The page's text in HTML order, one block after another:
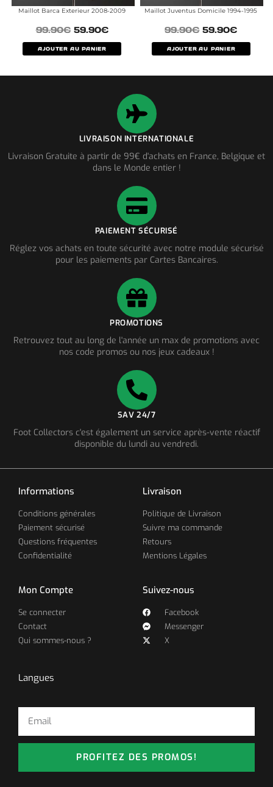
Maillot Barca Exterieur 2008-2009
99.90€ 59.90€
AJOUTER AU PANIER
Maillot Juventus Domicile 1994-1995
99.90€ 59.90€
AJOUTER AU PANIER
LIVRAISON INTERNATIONALE
Livraison Gratuite à partir de 99€ d'achats en France, Belgique et
dans le Monde entier !
PAIEMENT SÉCURISÉ
Réglez vos achats en toute sécurité avec notre module sécurisé
pour les paiements par Cartes Bancaires.
PROMOTIONS
Retrouvez tout au long de l'année un max de promotions avec
nos code promos ou nos jeux cadeaux !
SAV 24/7
Foot Collectors c'est également un service après-vente réactif
disponible du lundi au vendredi.
Informations
Conditions générales
Paiement sécurisé
Questions fréquentes
Confidentialité
Livraison
Politique de Livraison
Suivre ma commande
Retours
Mentions Légales
Mon Compte
Se connecter
Contact
Qui sommes-nous ?
Suivez-nous
Facebook
Messenger
X
Langues
PROFITEZ DES PROMOS!